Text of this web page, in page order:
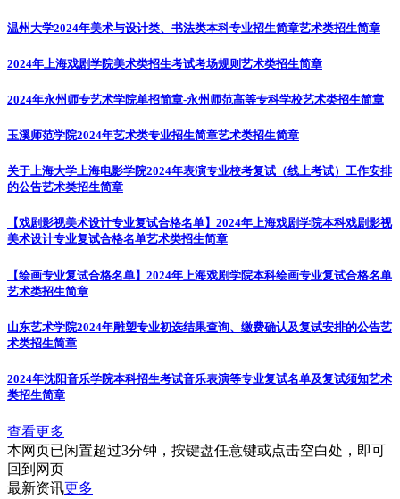
温州大学2024年美术与设计类、书法类本科专业招生简章艺术类招生简章
2024年上海戏剧学院美术类招生考试考场规则艺术类招生简章
2024年永州师专艺术学院单招简章-永州师范高等专科学校艺术类招生简章
玉溪师范学院2024年艺术类专业招生简章艺术类招生简章
关于上海大学上海电影学院2024年表演专业校考复试（线上考试）工作安排
的公告艺术类招生简章
【戏剧影视美术设计专业复试合格名单】2024年上海戏剧学院本科戏剧影视
美术设计专业复试合格名单艺术类招生简章
【绘画专业复试合格名单】2024年上海戏剧学院本科绘画专业复试合格名单
艺术类招生简章
山东艺术学院2024年雕塑专业初选结果查询、缴费确认及复试安排的公告艺
术类招生简章
2024年沈阳音乐学院本科招生考试音乐表演等专业复试名单及复试须知艺术
类招生简章
查看更多
本网页已闲置超过3分钟，按键盘任意键或点击空白处，即可
回到网页
最新资讯更多